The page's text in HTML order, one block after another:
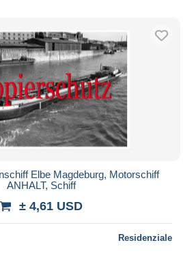
Elbe Magdeburg, Motorschiff
ANHALT, Schiff
± 4,61 USD
Residenziale